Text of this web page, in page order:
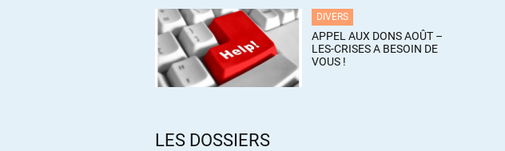
DIVERS
APPEL AUX DONS AOÛT –
LES-CRISES A BESOIN DE
VOUS !
LES DOSSIERS